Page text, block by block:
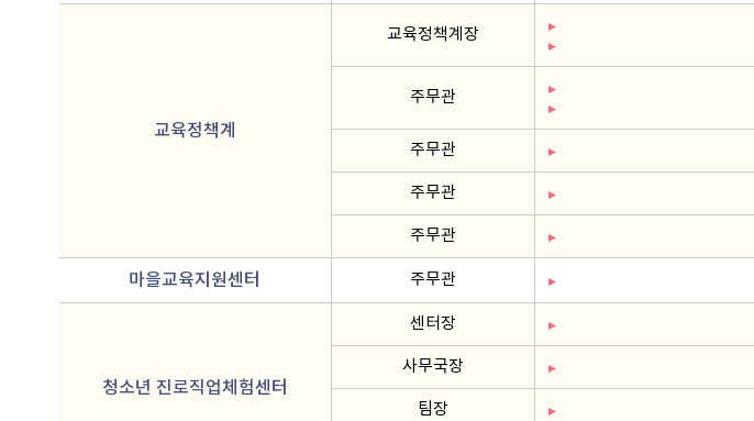
교육정책계
교육정책계장
주무관
주무관
주무관
주무관
마을교육지원센터 주무관
청소년 진로직업체험센터
센터장
사무국장
팀장